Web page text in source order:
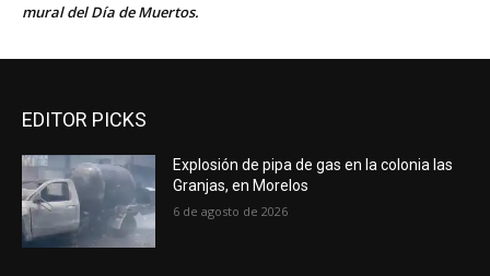
mural del Día de Muertos.
EDITOR PICKS
Explosión de pipa de gas en la colonia las
Granjas, en Morelos
6 de agosto de 2026